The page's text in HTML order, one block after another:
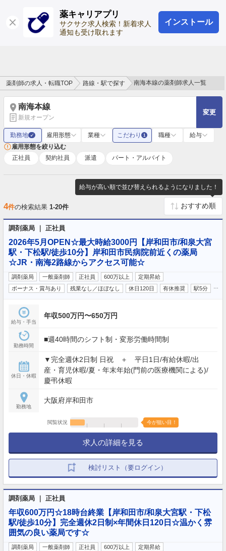
薬キャリアプリ
サクサク求人検索！新着求人
通知も受け取れます
インストール
ログイン 会員登録
薬剤師の求人・転職TOP 路線・駅で探す 南海本線の薬剤師求人一覧
南海本線
新規オープン
変更
勤務地 ✓ 雇用形態 業種 こだわり 1 職種
給与
雇用形態を絞り込む
正社員
契約社員 派遣 パート・アルバイト
給与が高い順で並び替えられるようになりました！
4件の検索結果 1-20件
調剤薬局 ｜ 正社員
2026年5月OPEN☆最大時給3000円【岸和田市/和泉大宮
駅・下松駅/徒歩10分】岸和田市民病院前近くの薬局
☆JR・南海2路線からアクセス可能☆
調剤薬局 一般薬剤師 正社員 600万以上
定期昇給
ボーナス・賞与あり
残業なし／ほぼなし 休日120日 有休推奨 駅5分
給与・手当
年収500万円〜650万円
勤務時間
■週40時間のシフト制・変形労働時間制
休日・休暇
▼完全週休2日制 日祝 ＋ 平日1日/有給休暇/出
産・育児休暇/夏・年末年始(門前の医療機関による)/
慶弔休暇
勤務地
大阪府岸和田市
閲覧状況 今が狙い目！
求人の詳細を見る
検討リスト（要ログイン）
調剤薬局 ｜ 正社員
年収600万円☆18時台終業【岸和田市/和泉大宮駅・下松
駅/徒歩10分】完全週休2日制×年間休日120日☆温かく雰
囲気の良い薬局です☆
調剤薬局 一般薬剤師 正社員 600万以上
定期昇給